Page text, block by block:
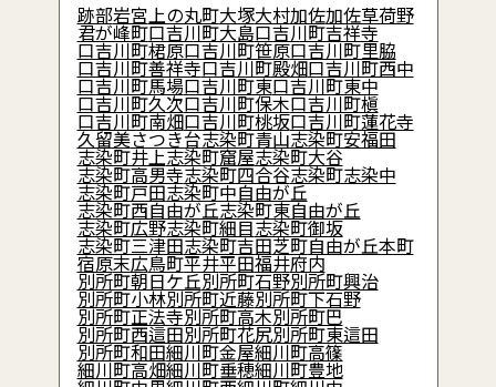
跡部岩宮上の丸町大塚大村加佐加佐草荷野
君が峰町口吉川町大島口吉川町吉祥寺
口吉川町桾原口吉川町笹原口吉川町里脇
口吉川町善祥寺口吉川町殿畑口吉川町西中
口吉川町馬場口吉川町東口吉川町東中
口吉川町久次口吉川町保木口吉川町槇
口吉川町南畑口吉川町桃坂口吉川町蓮花寺
久留美さつき台志染町青山志染町安福田
志染町井上志染町窟屋志染町大谷
志染町高男寺志染町四合谷志染町志染中
志染町戸田志染町中自由が丘
志染町西自由が丘志染町東自由が丘
志染町広野志染町細目志染町御坂
志染町三津田志染町吉田芝町自由が丘本町
宿原末広鳥町平井平田福井府内
別所町朝日ケ丘別所町石野別所町興治
別所町小林別所町近藤別所町下石野
別所町正法寺別所町高木別所町巴
別所町西這田別所町花尻別所町東這田
別所町和田細川町金屋細川町高篠
細川町高畑細川町垂穂細川町豊地